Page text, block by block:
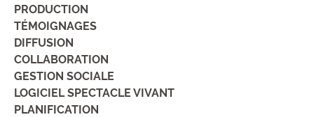
PRODUCTION
TÉMOIGNAGES
DIFFUSION
COLLABORATION
GESTION SOCIALE
LOGICIEL SPECTACLE VIVANT
PLANIFICATION